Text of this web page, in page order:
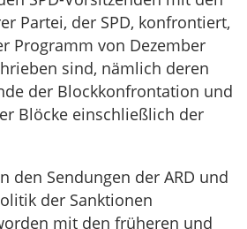
Partei, der SPD, konfrontiert,
Programm von Dezember
sind, nämlich deren
der Blockkonfrontation und
Blöcke einschließlich der
den Sendungen der ARD und
der Sanktionen
mit den früheren und